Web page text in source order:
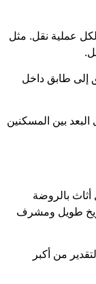
عملية نقل. مثل
إلى طابق داخل
بين المسكنين
بالروضة
تاريخ طويل ومشرف
من أكبر